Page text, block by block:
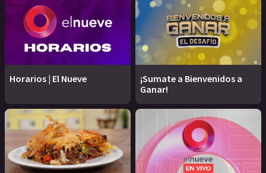
Horarios | El Nueve
¡Sumate a Bienvenidos a
Ganar!